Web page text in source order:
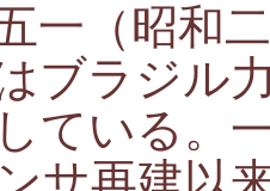
一（昭和
ブラジル
ている。